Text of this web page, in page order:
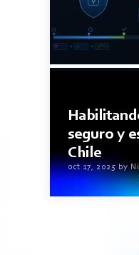
seguro y
Chile
oct 17, 2025 by